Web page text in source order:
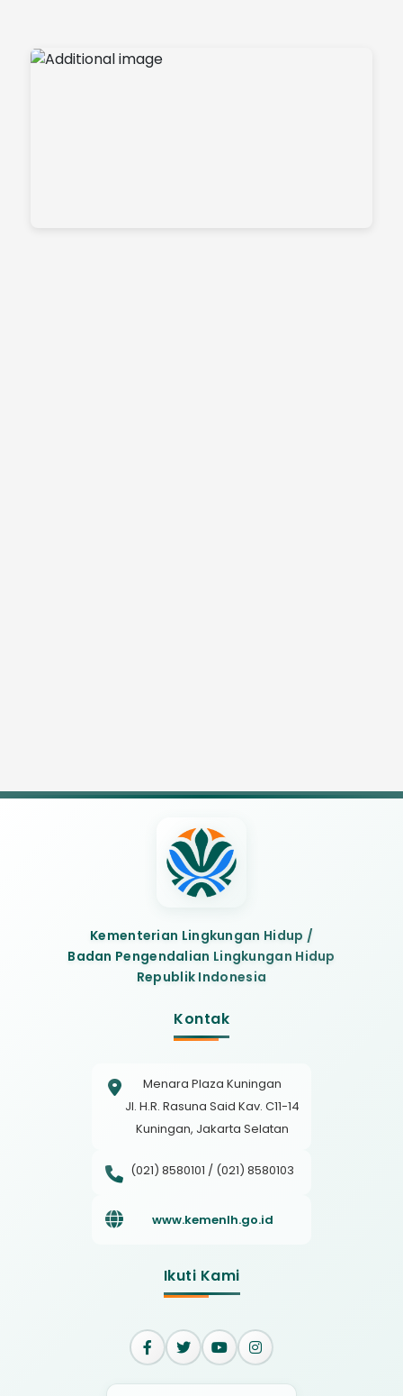
Kementerian Lingkungan Hidup /
Badan Pengendalian Lingkungan Hidup
Republik Indonesia
Kontak
Menara Plaza Kuningan
Jl. H.R. Rasuna Said Kav. C11-14
Kuningan, Jakarta Selatan
(021) 8580101 / (021) 8580103
www.kemenlh.go.id
Ikuti Kami